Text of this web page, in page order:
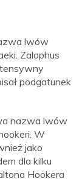
lwów
Zalophus
podgatunek
nazwa lwów
W
jako
dla kilku
Hookera